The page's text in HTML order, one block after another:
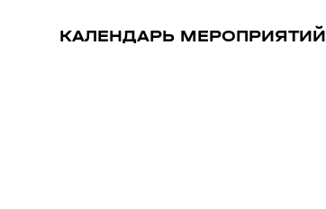
КАЛЕНДАРЬ МЕРОПРИЯТИЙ